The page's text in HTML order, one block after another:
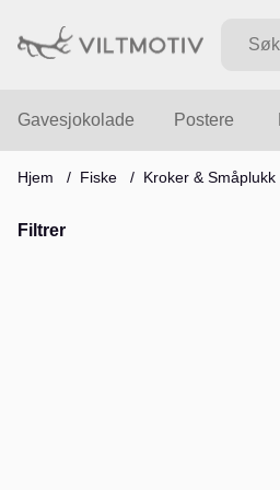
Gavesjokolade Postere
Hjem Fiske Kroker & Småplukk
Filtrer